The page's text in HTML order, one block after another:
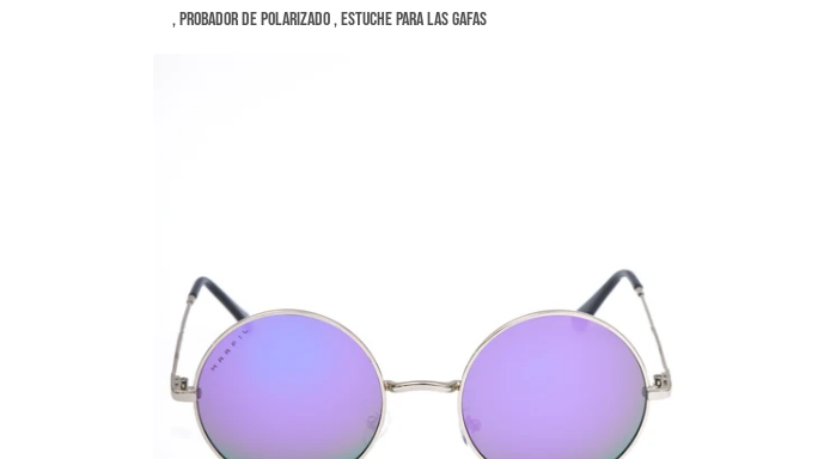
, probador de polarizado , estuche para las gafas